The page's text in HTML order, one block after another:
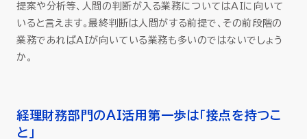
提案や分析等、人間の判断が入る業務についてはAIに向いて
いると言えます。最終判断は人間がする前提で、その前段階の
業務であればAIが向いている業務も多いのではないでしょう
か。
経理財務部門のAI活用第一歩は「接点を持つこ
と」